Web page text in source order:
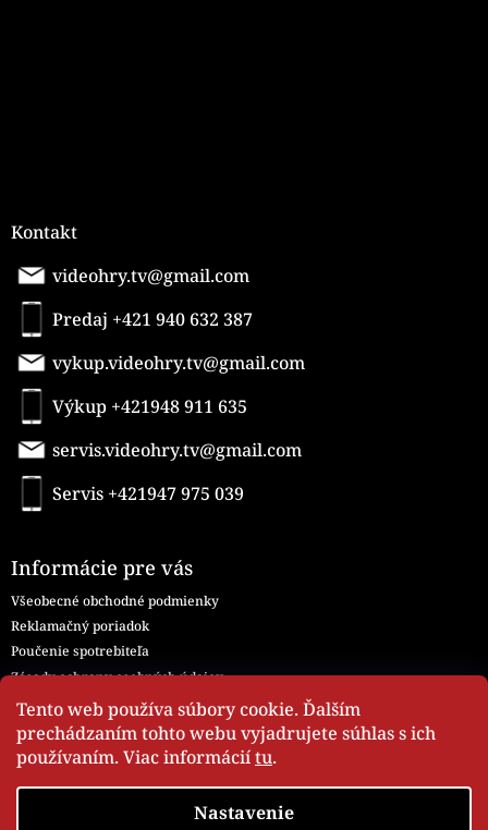
Tento web používa súbory cookie. Ďalším
prechádzaním tohto webu vyjadrujete súhlas s ich
používaním. Viac informáciítu.
Nastavenie
Kontakt
videohry.tv@gmail.com
Predaj +421 940 632 387
vykup.videohry.tv@gmail.com
Výkup +421948 911 635
servis.videohry.tv@gmail.com
Servis +421947 975 039
Informácie pre vás
Všeobecné obchodné podmienky
Reklamačný poriadok
Poučenie spotrebiteľa
Zásady ochrany osobných údajov
Všeobecné obchodné podmienky - Servis
Moja objednávka